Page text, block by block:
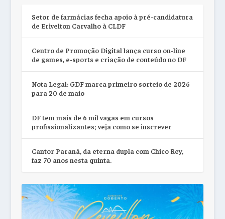
Setor de farmácias fecha apoio à pré-candidatura
de Erivelton Carvalho à CLDF
Centro de Promoção Digital lança curso on-line
de games, e-sports e criação de conteúdo no DF
Nota Legal: GDF marca primeiro sorteio de 2026
para 20 de maio
DF tem mais de 6 mil vagas em cursos
profissionalizantes; veja como se inscrever
Cantor Paraná, da eterna dupla com Chico Rey,
faz 70 anos nesta quinta.